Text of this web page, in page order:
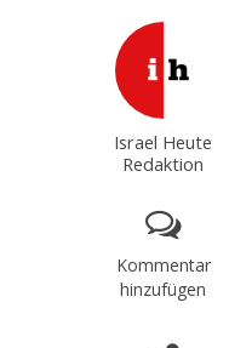
Israel Heute
Redaktion
Kommentar
hinzufügen